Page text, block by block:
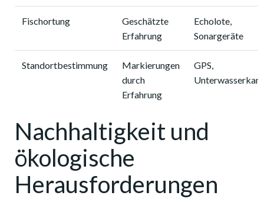
Fischortung
Geschätzte
Erfahrung
Echolote,
Sonargeräte
Standortbestimmung
Markierungen
durch
Erfahrung
GPS,
Nachhaltigkeit und
ökologische
Herausforderungen